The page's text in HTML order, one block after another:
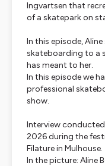
Ingvartsen that
of a skatepark on
In this episode,
skateboarding to a
has meant to her.
In this episode we
professional
show.
Interview
2026 during the
Filature in Mulhouse.
In the picture: Aline